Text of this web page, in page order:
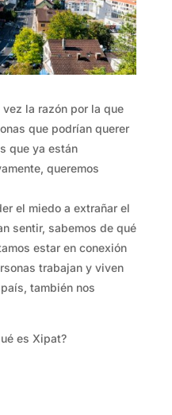
la razón por la que
que podrían querer
que ya están
queremos
el miedo a extrañar el
sentir, sabemos de qué
estar en conexión
trabajan y viven
también nos
es Xipat?